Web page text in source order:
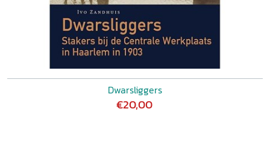
Dwarsliggers
€20,00